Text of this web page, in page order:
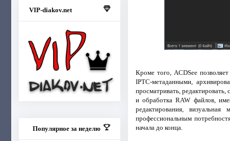
VIP-diakov.net
Популярное за неделю
Кроме того, ACDSee
IPTC-метаданными,
просматривать, редактировать,
и обработка RAW файлов,
редактирования,
профессиональным
начала до конца.